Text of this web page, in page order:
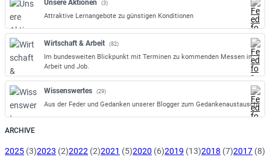
Unsere Aktionen (3)
Attraktive Lernangebote zu günstigen Konditionen
Wirtschaft & Arbeit (82)
Im bundesweiten Blickpunkt mit Terminen zu kommenden Messen in
Arbeit und Job.
Wissenswertes (29)
Aus der Feder und Gedanken unserer Blogger zum Gedankenaustausch.
ARCHIVE
2025 (3)2023 (2)2022 (2)2021 (5)2020 (6)2019 (13)2018 (7)2017 (8)